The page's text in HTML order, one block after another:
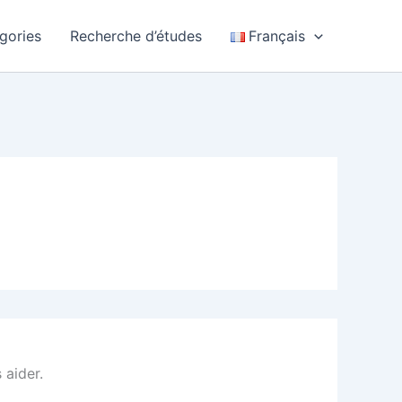
Recherche d’études Français
aider.